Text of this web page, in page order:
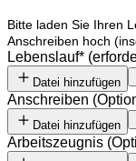
Bitte laden Sie Ihren
Anschreiben hoch
Lebenslauf*
Datei hinzufügen
Anschreiben (
Datei hinzufügen
Arbeitszeugnis (